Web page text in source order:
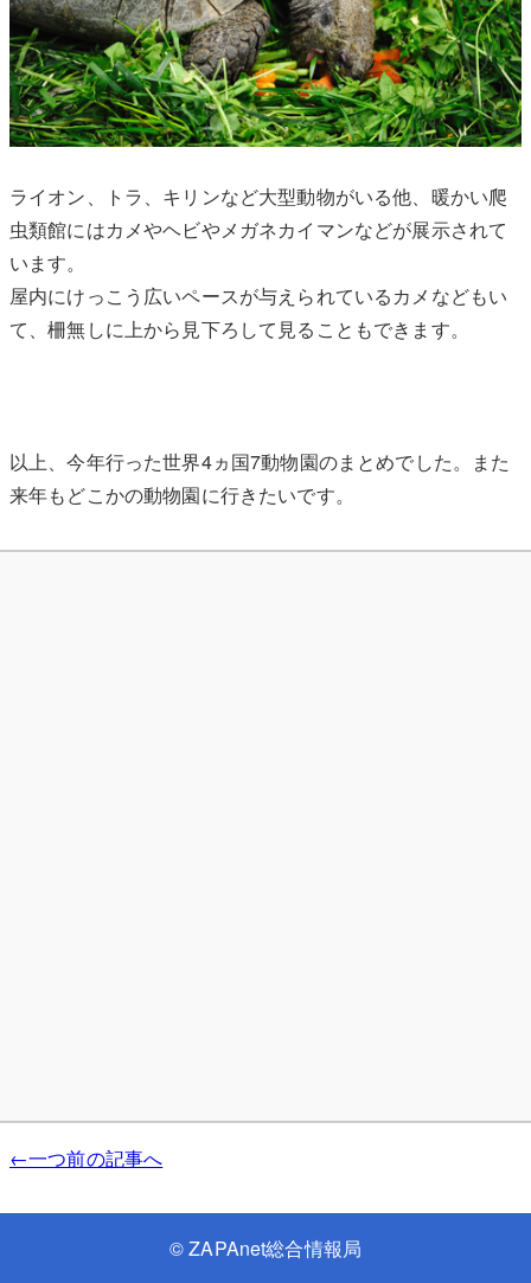
ライオン、トラ、キリンなど大型動物がいる他、暖かい爬
虫類館にはカメやヘビやメガネカイマンなどが展示されて
います。
屋内にけっこう広いペースが与えられているカメなどもい
て、柵無しに上から見下ろして見ることもできます。
以上、今年行った世界4ヵ国7動物園のまとめでした。また
来年もどこかの動物園に行きたいです。
←一つ前の記事へ
©ZAPAnet総合情報局